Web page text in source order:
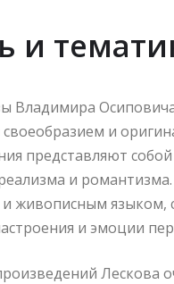
и
Владимира
своеобразием и
представляют
и
живописным языком,
и эмоции
Лескова